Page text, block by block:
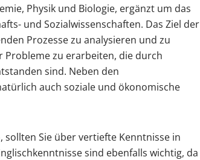
Physik und Biologie, ergänzt um das
und Sozialwissenschaften. Das Ziel der
Prozesse zu analysieren und zu
Probleme zu erarbeiten, die durch
sind. Neben den
auch soziale und ökonomische
Sie über vertiefte Kenntnisse in
sind ebenfalls wichtig, da